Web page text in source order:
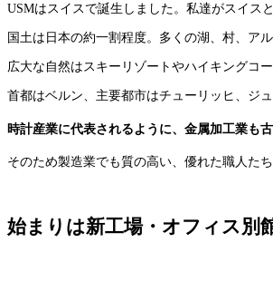
USMはスイスで誕生しました。私達がスイス
国土は日本の約一割程度。多くの湖、村、ア
広大な自然はスキーリゾートやハイキングコ
首都はベルン、主要都市はチューリッヒ、ジ
時計産業に代表されるように、金属加工業も
そのため製造業でも質の高い、優れた職人たち
始まりは新工場・オフィス別